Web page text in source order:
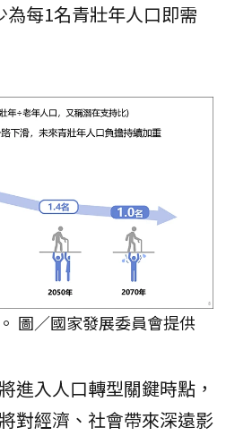
每1名青壯年人口即需
圖／國家發展委員會提供
進入人口轉型關鍵時點，
對經濟、社會帶來深遠影